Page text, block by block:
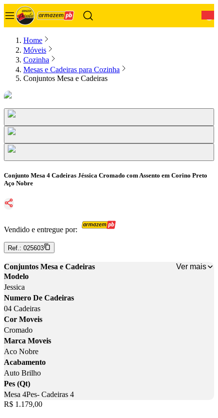
Home
Móveis
Cozinha
Mesas e Cadeiras para Cozinha
Conjuntos Mesa e Cadeiras
Conjunto Mesa 4 Cadeiras Jéssica Cromado com Assento em Corino Preto
Aço Nobre
Vendido e entregue por:
Ref.: 025603
Conjuntos Mesa e Cadeiras
Ver mais
Modelo
Jessica
Numero De Cadeiras
04 Cadeiras
Cor Moveis
Cromado
Marca Moveis
Aco Nobre
Acabamento
Auto Brilho
Pes (Qt)
Mesa 4Pes- Cadeiras 4
Price:
R$ 1.179,00